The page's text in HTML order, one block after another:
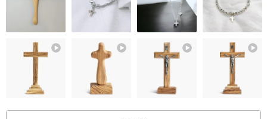
洗淨即可，切勿使用清潔劑或洗碗精，請陰乾勿曬太陽，也請勿用吹
風機吹唷！
●產品規格：
材質：台灣製造超細纖維皮革
尺寸：長19cmx寬15cm
耐重：1.2kg